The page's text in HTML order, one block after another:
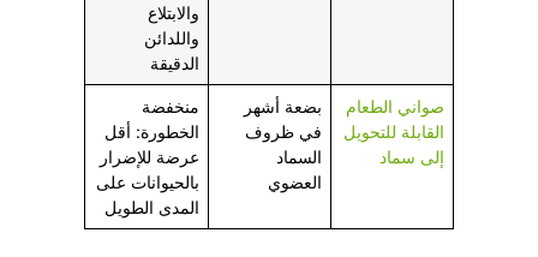
والابتلاع
واللدائن
الدقيقة
صواني الطعام
القابلة للتحويل
إلى سماد
بضعة أشهر
في ظروف
السماد
العضوي
منخفضة
الخطورة: أقل
عرضة للإضرار
بالحيوانات على
المدى الطويل